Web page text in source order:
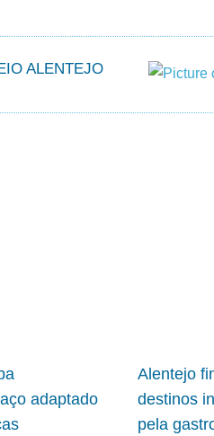
ALENTEJO
adaptado
Alentejo
destinos
pela